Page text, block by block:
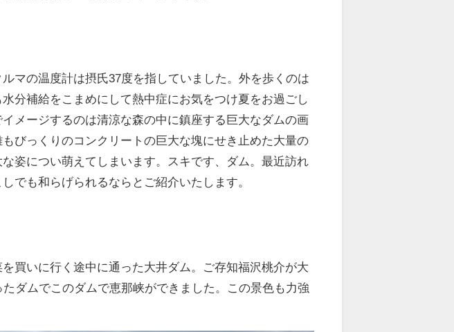
マの温度計は摂氏37度を指していました。外を歩くのは
分補給をこまめにして熱中症にお気をつけ夏をお過ごし
メージするのは清涼な森の中に鎮座する巨大なダムの画
びっくりのコンクリートの巨大な塊にせき止めた大量の
姿につい萌えてしまいます。スキです、ダム。最近訪れ
でも和らげられるならとご紹介いたします。
買いに行く途中に通った大井ダム。ご存知福沢桃介が大
ダムでこのダムで恵那峡ができました。この景色も力強